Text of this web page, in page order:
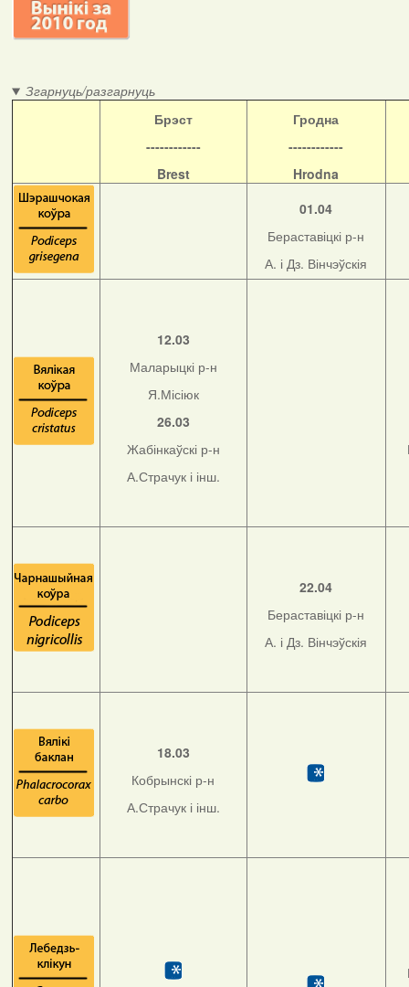
Згарнуць/разгарнуць
Брэст
------------
Brest
Гродна
------------
Hrodna
01.04
Бераставіцкі р-н
А. і Дз. Вінчэўскія
12.03
Маларыцкі р-н
Я.Місіюк
26.03
Жабінкаўскі р-н
А.Страчук і інш.
22.04
Бераставіцкі р-н
А. і Дз. Вінчэўскія
18.03
Кобрынскі р-н
А.Страчук і інш.